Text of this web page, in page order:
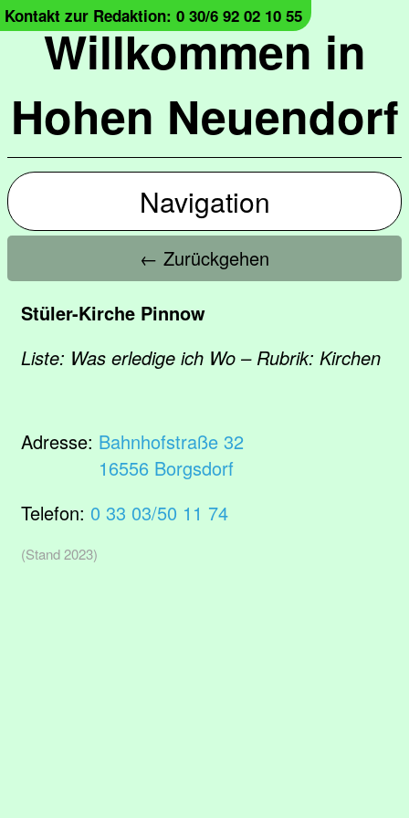
Willkommen in
Hohen Neuendorf
Kontakt zur Redaktion: 0 30/6 92 02 10 55
Navigation
← Zurückgehen
Stüler-Kirche Pinnow
Liste: Was erledige ich Wo – Rubrik: Kirchen
Adresse: Bahnhofstraße 32
16556 Borgsdorf
Telefon: 0 33 03/50 11 74
(Stand 2023)